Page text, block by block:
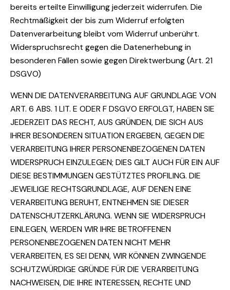
bereits erteilte Einwilligung jederzeit widerrufen. Die
Rechtmäßigkeit der bis zum Widerruf erfolgten
Datenverarbeitung bleibt vom Widerruf unberührt.
Widerspruchsrecht gegen die Datenerhebung in
besonderen Fällen sowie gegen Direktwerbung (Art. 21
DSGVO)
WENN DIE DATENVERARBEITUNG AUF GRUNDLAGE VON
ART. 6 ABS. 1 LIT. E ODER F DSGVO ERFOLGT, HABEN SIE
JEDERZEIT DAS RECHT, AUS GRÜNDEN, DIE SICH AUS
IHRER BESONDEREN SITUATION ERGEBEN, GEGEN DIE
VERARBEITUNG IHRER PERSONENBEZOGENEN DATEN
WIDERSPRUCH EINZULEGEN; DIES GILT AUCH FÜR EIN AUF
DIESE BESTIMMUNGEN GESTÜTZTES PROFILING. DIE
JEWEILIGE RECHTSGRUNDLAGE, AUF DENEN EINE
VERARBEITUNG BERUHT, ENTNEHMEN SIE DIESER
DATENSCHUTZERKLÄRUNG. WENN SIE WIDERSPRUCH
EINLEGEN, WERDEN WIR IHRE BETROFFENEN
PERSONENBEZOGENEN DATEN NICHT MEHR
VERARBEITEN, ES SEI DENN, WIR KÖNNEN ZWINGENDE
SCHUTZWÜRDIGE GRÜNDE FÜR DIE VERARBEITUNG
NACHWEISEN, DIE IHRE INTERESSEN, RECHTE UND